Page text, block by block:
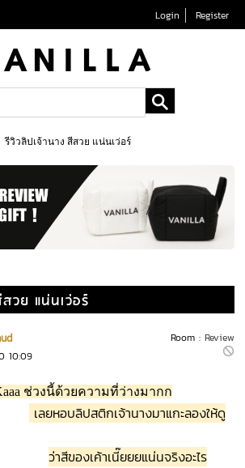
Login Register
รีวิวลิปเจ้านาง สีสวย แน่นเว่อร์
วย แน่นเว่อร์
Room : Review
10:09
ช่วงนี้ด้วยความที่ว่างมากก
เลยหอบลิปสติกเจ้านางมาแกะลองให้ดู
ว่าสีของเค้าเนี๊ยยยแน่นจริงอะไร